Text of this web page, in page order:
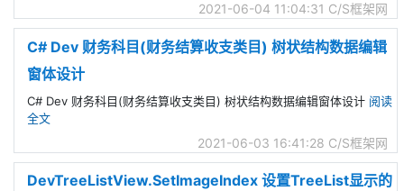
2021-06-04 11:04:31 C/S框架网
C# Dev 财务科目(财务结算收支类目) 树状结构数据编辑
窗体设计
C# Dev 财务科目(财务结算收支类目) 树状结构数据编辑窗体设计 阅读
全文
2021-06-03 16:41:28 C/S框架网
DevTreeListView.SetImageIndex 设置TreeList显示的